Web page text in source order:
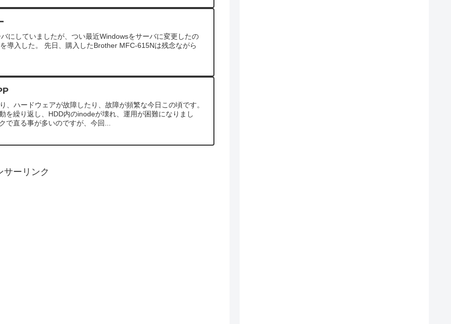
にしていましたが、つい最近Windowsをサーバに変更したの
導入した。 先日、購入したBrother MFC-615Nは残念ながら
、ハードウェアが故障したり、故障が頻繁な今日この頃です。
を繰り返し、HDD内のinodeが壊れ、運用が困難になりまし
で直る事が多いのですが、今回...
サーリンク